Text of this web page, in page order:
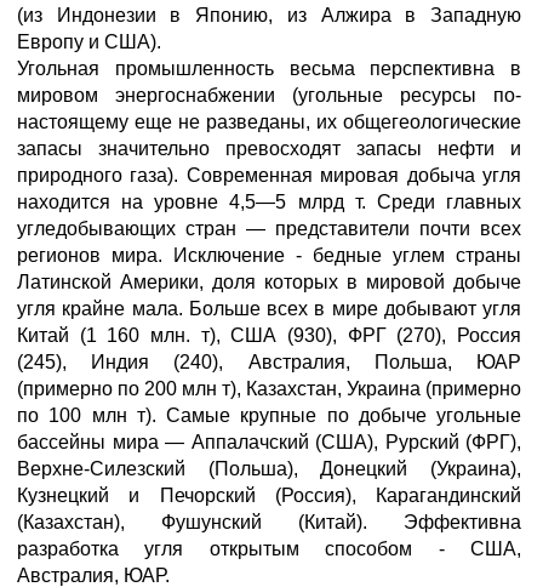
(из Индонезии в Японию, из Алжира в Западную
Европу и США).
Угольная промышленность весьма перспективна в
мировом энергоснабжении (угольные ресурсы по-
настоящему еще не разведаны, их общегеологические
запасы значительно превосходят запасы нефти и
природного газа). Современная мировая добыча угля
находится на уровне 4,5—5 млрд т. Среди главных
угледобывающих стран — представители почти всех
регионов мира. Исключение - бедные углем страны
Латинской Америки, доля которых в мировой добыче
угля крайне мала. Больше всех в мире добывают угля
Китай (1 160 млн. т), США (930), ФРГ (270), Россия
(245), Индия (240), Австралия, Польша, ЮАР
(примерно по 200 млн т), Казахстан, Украина (примерно
по 100 млн т). Самые крупные по добыче угольные
бассейны мира — Аппалачский (США), Рурский (ФРГ),
Верхне-Силезский (Польша), Донецкий (Украина),
Кузнецкий и Печорский (Россия), Карагандинский
(Казахстан), Фушунский (Китай). Эффективна
разработка угля открытым способом - США,
Австралия, ЮАР.